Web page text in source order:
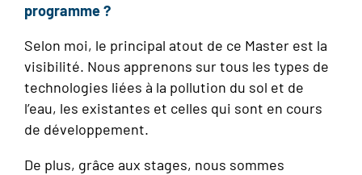
programme ?
Selon moi, le principal atout de ce Master est la
visibilité. Nous apprenons sur tous les types de
technologies liées à la pollution du sol et de
l’eau, les existantes et celles qui sont en cours
de développement.
De plus, grâce aux stages, nous sommes